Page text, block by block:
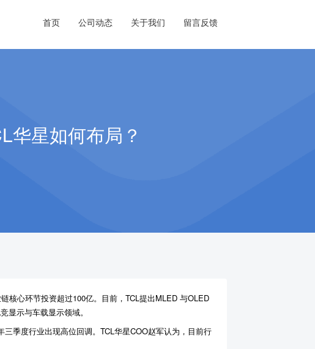
首页 公司动态 关于我们 留言反馈
华星如何布局？
核心环节投资超过100亿。目前，TCL提出MLED 与OLED
显示与车载显示领域。
季度行业出现高位回调。TCL华星COO赵军认为，目前行